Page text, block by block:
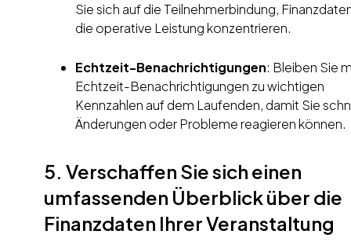
Sie sich auf die Teilnehmerbindung,
die operative Leistung konzentrieren.
Echtzeit-Benachrichtigungen: Bleiben Sie
Echtzeit-Benachrichtigungen zu wichtigen
Kennzahlen auf dem Laufenden, damit Sie
Änderungen oder Probleme reagieren können.
5. Verschaffen Sie sich einen
umfassenden Überblick über die
Finanzdaten Ihrer Veranstaltung